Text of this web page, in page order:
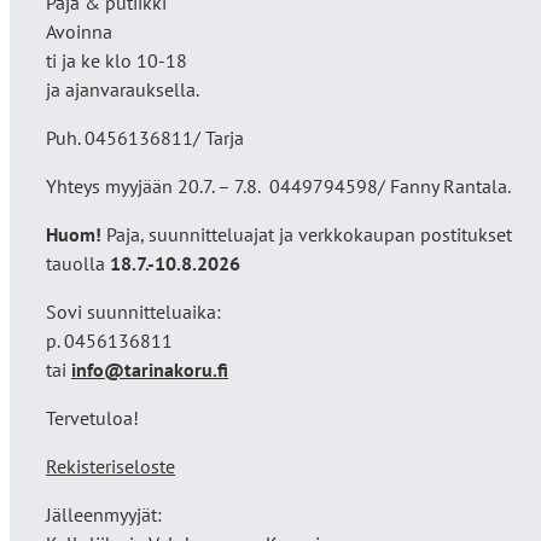
Avoinna
ti ja ke klo 10-18
ja ajanvarauksella.
Puh. 0456136811/ Tarja
Yhteys myyjään 20.7. – 7.8. 0449794598/ Fanny Rantala.
Huom! Paja, suunnitteluajat ja verkkokaupan postitukset
tauolla 18.7.-10.8.2026
Sovi suunnitteluaika:
p. 0456136811
tai info@tarinakoru.fi
Tervetuloa!
Rekisteriseloste
Jälleenmyyjät: